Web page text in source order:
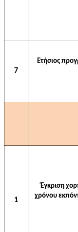
7
Ετήσιος
1
Έγκριση
χρόνου